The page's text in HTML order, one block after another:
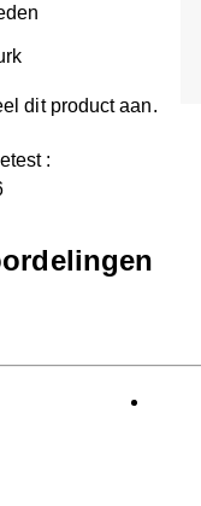
dit product aan.
: